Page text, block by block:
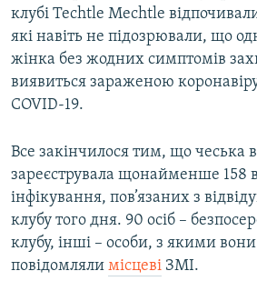
клубі Techtle Mechtle
які навіть не підозрювали, що
жінка без жодних симптомів
виявиться зараженою
COVID-19.
Все закінчилося тим, що чеська
зареєструвала щонайменше 158
інфікування, пов’язаних з
клубу того дня. 90 осіб –
клубу, інші – особи, з якими
повідомляли місцеві ЗМІ.